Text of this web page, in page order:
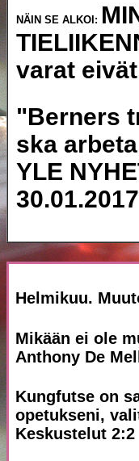
NÄIN SE ALKOI:
varat
"Berners
ska
YLE
Helmikuu.
Mikään ei ole
Anthony De
Kungfutse on
opetukseni,
Keskustelut 2:2